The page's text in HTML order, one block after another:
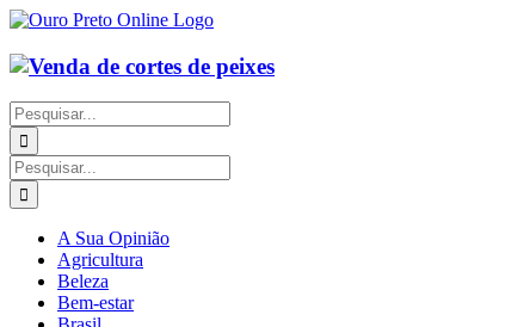
Ir
o
conteúdo
Buscar
resultados
para:
Buscar
resultados
para:
A Sua Opinião
Agricultura
Beleza
Bem-estar